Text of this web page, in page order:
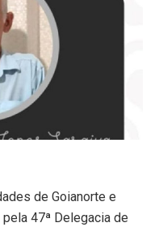
de Goianorte e
47ª Delegacia de